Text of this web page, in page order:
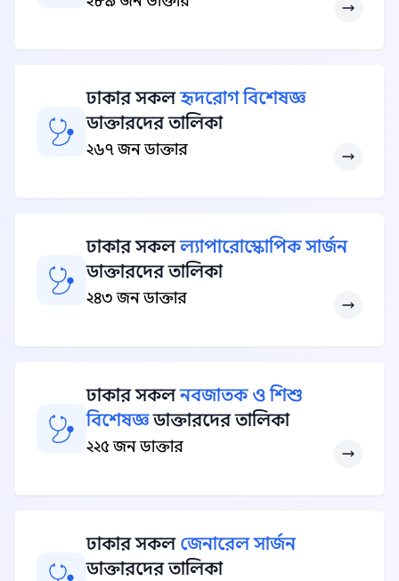
ঢাকার সকলহৃদরোগ বিশেষজ্ঞ
ডাক্তারদের তালিকা
২৬৭ জন ডাক্তার
ঢাকার সকলল্যাপারোস্কোপিক সার্জন
ডাক্তারদের তালিকা
২৪৩ জন ডাক্তার
ঢাকার সকলনবজাতক ও শিশু
বিশেষজ্ঞডাক্তারদের তালিকা
২২৫ জন ডাক্তার
ঢাকার সকল জেনারেল সার্জন
ডাক্তারদের তালিকা